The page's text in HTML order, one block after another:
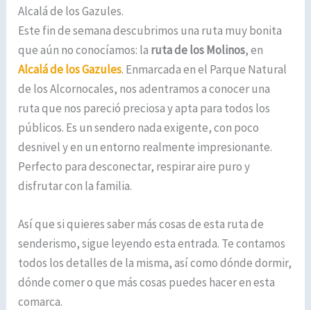
Alcalá de los Gazules.
Este fin de semana descubrimos una ruta muy bonita
que aún no conocíamos: la ruta de los Molinos, en
Alcalá de los Gazules. Enmarcada en el Parque Natural
de los Alcornocales, nos adentramos a conocer una
ruta que nos pareció preciosa y apta para todos los
públicos. Es un sendero nada exigente, con poco
desnivel y en un entorno realmente impresionante.
Perfecto para desconectar, respirar aire puro y
disfrutar con la familia.
Así que si quieres saber más cosas de esta ruta de
senderismo, sigue leyendo esta entrada. Te contamos
todos los detalles de la misma, así como dónde dormir,
dónde comer o que más cosas puedes hacer en esta
comarca.